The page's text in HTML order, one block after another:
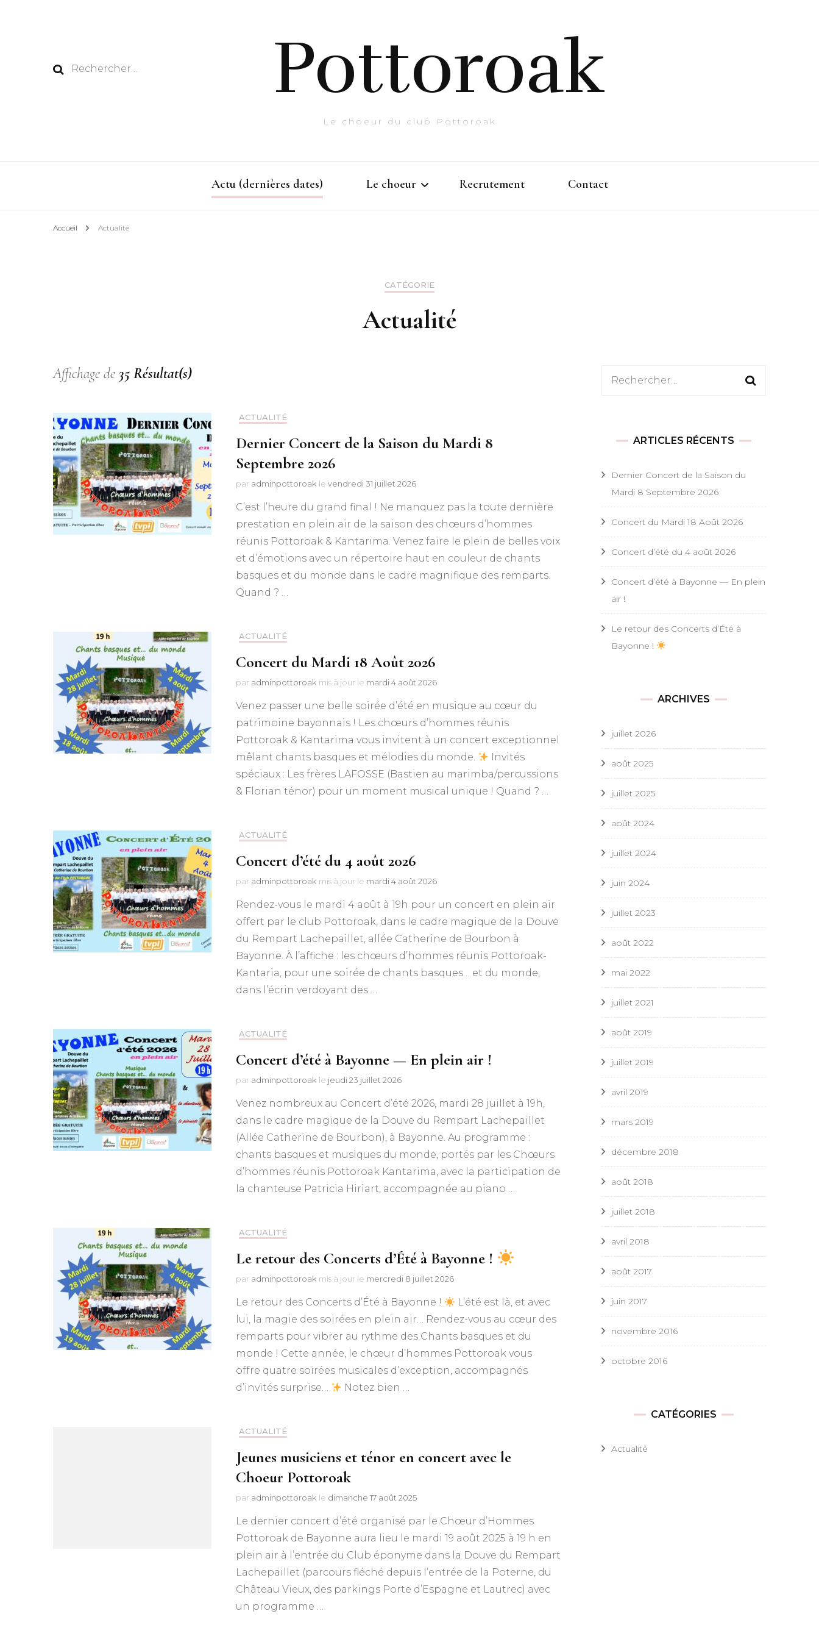
Rechercher : Pottoroak
Le choeur du club Pottoroak
Actu (dernières dates) Le choeur
Chants
Autres chants religieux
Chants de Noël
Recrutement Contact
Accueil Actualité
CATÉGORIE
Actualité
Affichage de 35 Résultat(s)
ACTUALITÉ
Dernier Concert de la Saison du Mardi 8
Septembre 2026
par adminpottoroak le vendredi 31 juillet 2026
C’est l’heure du grand final ! Ne manquez pas la toute dernière
prestation en plein air de la saison des chœurs d’hommes
réunis Pottoroak & Kantarima. Venez faire le plein de belles voix
et d’émotions avec un répertoire haut en couleur de chants
basques et du monde dans le cadre magnifique des remparts.
Quand ? …
ACTUALITÉ
Concert du Mardi 18 Août 2026
par adminpottoroak mis à jour le mardi 4 août 2026
Venez passer une belle soirée d’été en musique au cœur du
patrimoine bayonnais ! Les chœurs d’hommes réunis
Pottoroak & Kantarima vous invitent à un concert exceptionnel
mêlant chants basques et mélodies du monde.
Invités
spéciaux : Les frères LAFOSSE (Bastien au marimba/percussions
& Florian ténor) pour un moment musical unique ! Quand ? …
ACTUALITÉ
Concert d’été du 4 août 2026
par adminpottoroak mis à jour le mardi 4 août 2026
Rendez-vous le mardi 4 août à 19h pour un concert en plein air
offert par le club Pottoroak, dans le cadre magique de la Douve
du Rempart Lachepaillet, allée Catherine de Bourbon à
Bayonne. À l’affiche : les chœurs d’hommes réunis Pottoroak-
Kantaria, pour une soirée de chants basques… et du monde,
dans l’écrin verdoyant des …
ACTUALITÉ
Concert d’été à Bayonne — En plein air !
par adminpottoroak le jeudi 23 juillet 2026
Venez nombreux au Concert d’été 2026, mardi 28 juillet à 19h,
dans le cadre magique de la Douve du Rempart Lachepaillet
(Allée Catherine de Bourbon), à Bayonne. Au programme :
chants basques et musiques du monde, portés par les Chœurs
d’hommes réunis Pottoroak Kantarima, avec la participation de
la chanteuse Patricia Hiriart, accompagnée au piano …
ACTUALITÉ
Le retour des Concerts d’Été à Bayonne !
par adminpottoroak mis à jour le mercredi 8 juillet 2026
Le retour des Concerts d’Été à Bayonne !
L’été est là, et avec
lui, la magie des soirées en plein air… Rendez-vous au cœur des
remparts pour vibrer au rythme des Chants basques et du
monde ! Cette année, le chœur d’hommes Pottoroak vous
offre quatre soirées musicales d’exception, accompagnés
d’invités surprise…
Notez bien …
ACTUALITÉ
Jeunes musiciens et ténor en concert avec le
Choeur Pottoroak
par adminpottoroak le dimanche 17 août 2025
Le dernier concert d’été organisé par le Chœur d’Hommes
Pottoroak de Bayonne aura lieu le mardi 19 août 2025 à 19 h en
plein air à l’entrée du Club éponyme dans la Douve du Rempart
Lachepaillet (parcours fléché depuis l’entrée de la Poterne, du
Château Vieux, des parkings Porte d’Espagne et Lautrec) avec
un programme …
Rechercher :
ARTICLES RÉCENTS
Dernier Concert de la Saison du
Mardi 8 Septembre 2026
Concert du Mardi 18 Août 2026
Concert d’été du 4 août 2026
Concert d’été à Bayonne — En plein
air !
Le retour des Concerts d’Été à
Bayonne !
ARCHIVES
juillet 2026
août 2025
juillet 2025
août 2024
juillet 2024
juin 2024
juillet 2023
août 2022
mai 2022
juillet 2021
août 2019
juillet 2019
avril 2019
mars 2019
décembre 2018
août 2018
juillet 2018
avril 2018
août 2017
juin 2017
novembre 2016
octobre 2016
CATÉGORIES
Actualité